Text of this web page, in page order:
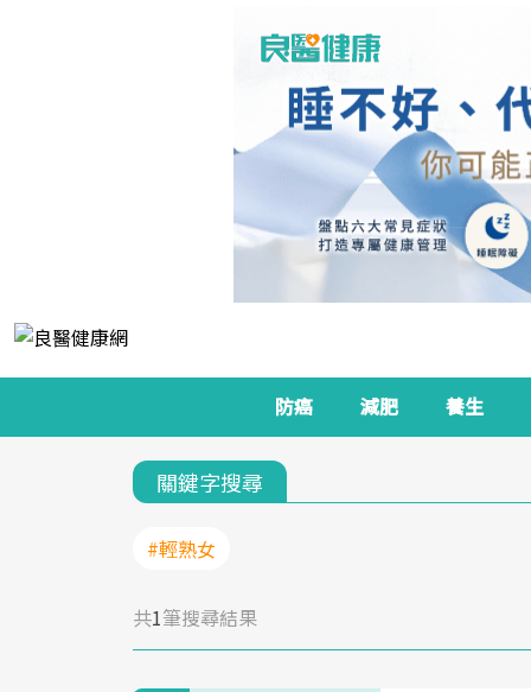
防癌 減肥 養生
關鍵字搜尋
#輕熟女
共1筆搜尋結果